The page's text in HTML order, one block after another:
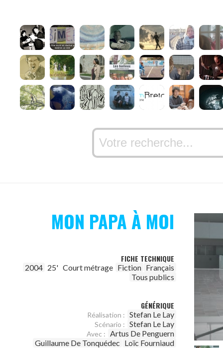
MON PAPA À MOI
FICHE TECHNIQUE
2004 25' Court métrage Fiction Français
Tous publics
GÉNÉRIQUE
Réalisation : Stefan Le Lay
Scénario : Stefan Le Lay
Avec : Artus De Penguern
Guillaume De Tonquédec Loïc Fourniaud